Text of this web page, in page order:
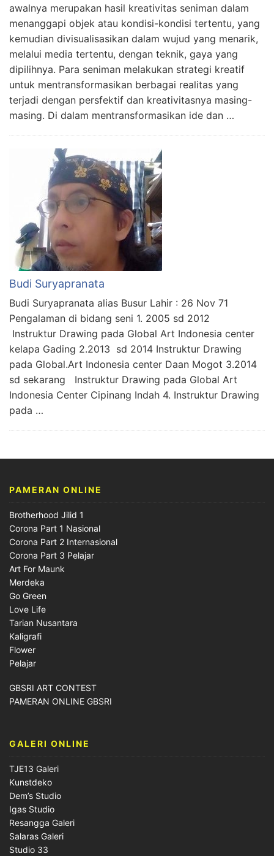
awalnya merupakan hasil kreativitas seniman dalam
menanggapi objek atau kondisi-kondisi tertentu, yang
kemudian divisualisasikan dalam wujud yang menarik,
melalui media tertentu, dengan teknik, gaya yang
dipilihnya. Para seniman melakukan strategi kreatif
untuk mentransformasikan berbagai realitas yang
terjadi dengan persfektif dan kreativitasnya masing-
masing. Di dalam mentransformasikan ide dan …
Budi Suryapranata
Budi Suryapranata alias Busur Lahir : 26 Nov 71
Pengalaman di bidang seni 1. 2005 sd 2012
Instruktur Drawing pada Global Art Indonesia center
kelapa Gading 2.2013 sd 2014 Instruktur Drawing
pada Global.Art Indonesia center Daan Mogot 3.2014
sd sekarang Instruktur Drawing pada Global Art
Indonesia Center Cipinang Indah 4. Instruktur Drawing
pada …
PAMERAN ONLINE
Brotherhood Jilid 1
Corona Part 1 Nasional
Corona Part 2 Internasional
Corona Part 3 Pelajar
Art For Maunk
Merdeka
Go Green
Love Life
Tarian Nusantara
Kaligrafi
Flower
Pelajar
GBSRI ART CONTEST
PAMERAN ONLINE GBSRI
GALERI ONLINE
TJE13 Galeri
Kunstdeko
Dem’s Studio
Igas Studio
Resangga Galeri
Salaras Galeri
Studio 33